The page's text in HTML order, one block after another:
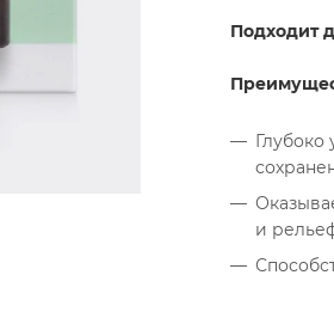
Подходит
Глубоко
и